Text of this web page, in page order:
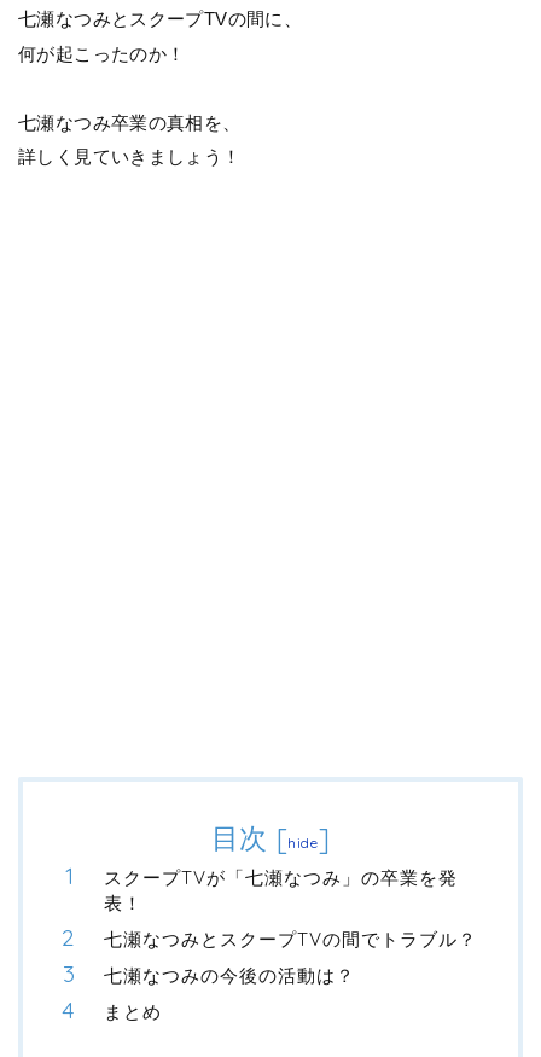
七瀬なつみとスクープTVの間に、
何が起こったのか！
七瀬なつみ卒業の真相を、
詳しく見ていきましょう！
目次 [hide]
スクープTVが「七瀬なつみ」の卒業を発
表！
七瀬なつみとスクープTVの間でトラブル？
七瀬なつみの今後の活動は？
まとめ